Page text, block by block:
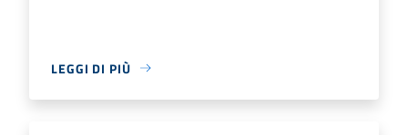
LEGGI DI PIÙ